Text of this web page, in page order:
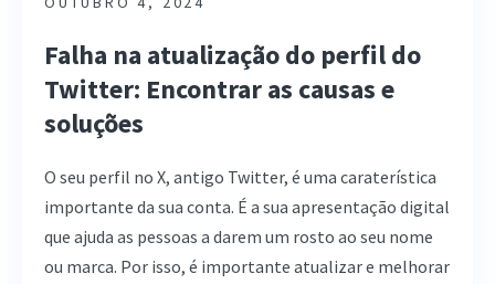
Falha na atualização do perfil do
Twitter: Encontrar as causas e
soluções
O seu perfil no X, antigo Twitter, é uma caraterística
importante da sua conta. É a sua apresentação digital
que ajuda as pessoas a darem um rosto ao seu nome
ou marca. Por isso, é importante atualizar e melhorar